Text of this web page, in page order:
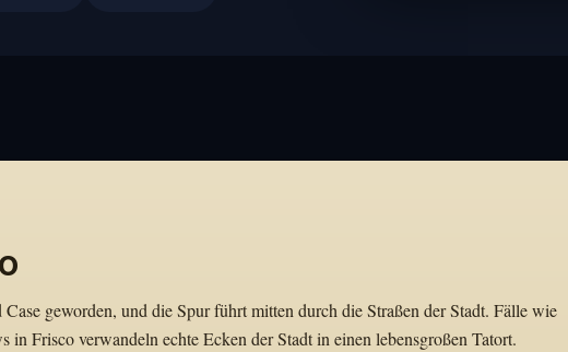
geworden, und die Spur führt mitten durch die Straßen der Stadt. Fälle wie
Frisco verwandeln echte Ecken der Stadt in einen lebensgroßen Tatort.